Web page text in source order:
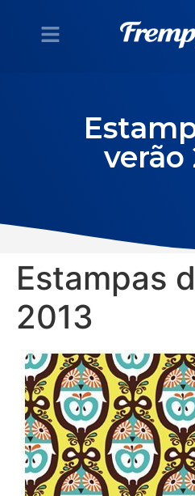
verão
Estampas
2013